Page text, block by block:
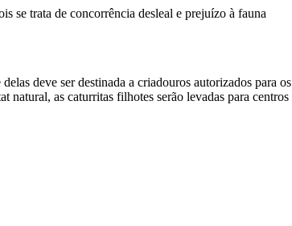
se trata de concorrência desleal e prejuízo à fauna
deve ser destinada a criadouros autorizados para os
natural, as caturritas filhotes serão levadas para centros